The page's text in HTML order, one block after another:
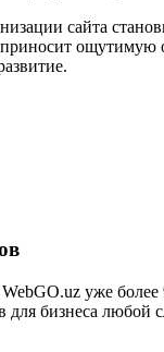
сайта
ощутимую
уже более
для бизнеса